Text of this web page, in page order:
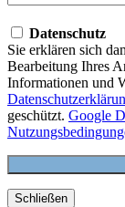
Datenschutz
Sie erklären sich
Bearbeitung Ihres
Informationen und
geschützt. Google
Schließen